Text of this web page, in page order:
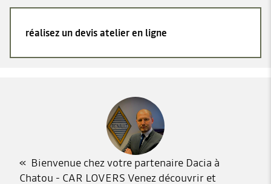
réalisez un devis atelier en ligne
Bienvenue chez votre partenaire Dacia à
Chatou - CAR LOVERS Venez découvrir et